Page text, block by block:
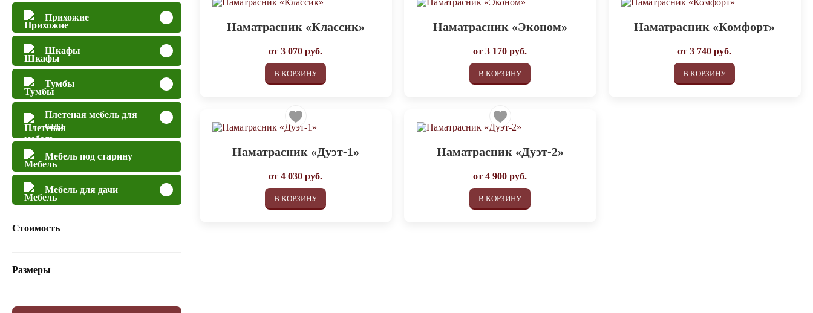
Прихожие
Шкафы
Тумбы
Плетеная мебель для
сада
Мебель под старину
Мебель для дачи
Стоимость
Размеры
Наматрасник «Классик»
от3 070 руб.
В КОРЗИНУ
Наматрасник «Эконом»
от3 170 руб.
В КОРЗИНУ
Наматрасник «Комфорт»
от3 740 руб.
В КОРЗИНУ
Наматрасник «Дуэт-1»
от4 030 руб.
В КОРЗИНУ
Наматрасник «Дуэт-2»
от4 900 руб.
В КОРЗИНУ